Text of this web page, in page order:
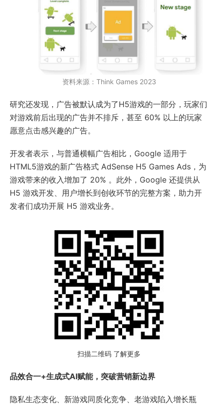
资料来源：Think Games 2023
研究还发现，广告被默认成为了H5游戏的一部分，玩家们
对游戏前后出现的广告并不排斥，甚至 60% 以上的玩家
愿意点击感兴趣的广告。
开发者表示，与普通横幅广告相比，Google 适用于
HTML5游戏的新广告格式 AdSense H5 Games Ads，为
游戏带来的收入增加了 20% 。此外，Google 还提供从
H5 游戏开发、用户增长到创收环节的完整方案，助力开
发者们成功开展 H5 游戏业务。
扫描二维码 了解更多
品效合一+生成式AI赋能，突破营销新边界
隐私生态变化、新游戏同质化竞争、老游戏陷入增长瓶